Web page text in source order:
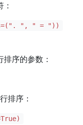
", " = "))
序的参数：
排序：